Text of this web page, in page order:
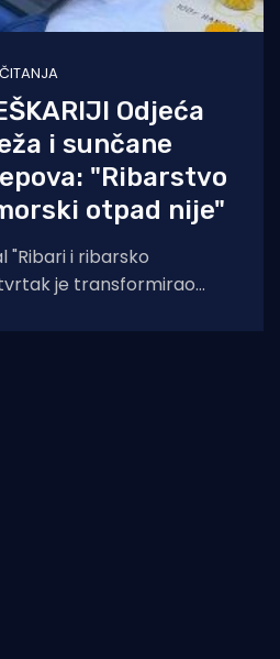
Odjeća
i sunčane
"Ribarstvo
otpad nije"
i ribarsko
je transformirao